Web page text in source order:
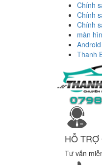
Chính
Chính
Chính
màn
Thanh
HỖ
Tư vấn